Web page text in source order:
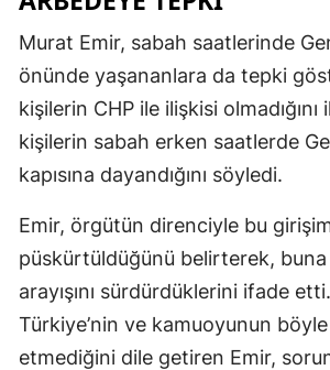
Murat Emir, sabah saatlerinde
önünde yaşananlara da tepki
kişilerin CHP ile ilişkisi
kişilerin sabah erken saatlerde
kapısına dayandığını söyledi.
Emir, örgütün direnciyle bu
püskürtüldüğünü belirterek, buna
arayışını sürdürdüklerini ifade
Türkiye’nin ve kamuoyunun
etmediğini dile getiren Emir,